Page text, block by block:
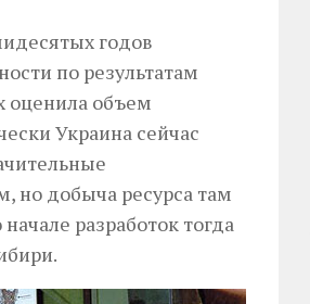
годов
по результатам
оценила объем
Украина сейчас
но добыча ресурса там
разработок тогда